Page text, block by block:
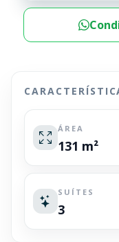
ÁREA
131 m²
SUÍTES
3